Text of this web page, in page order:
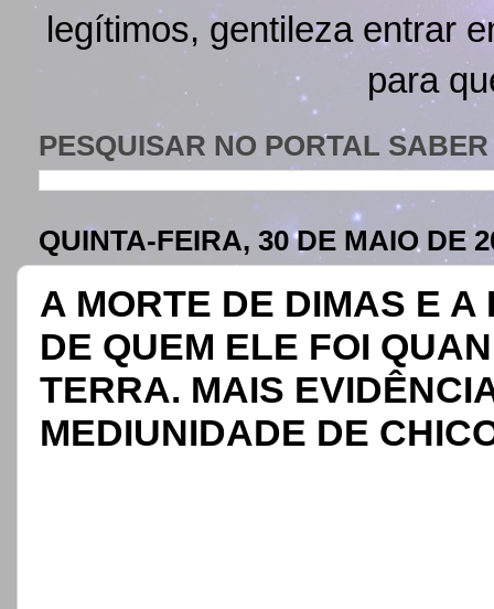
legítimos, gentileza entrar
para
PESQUISAR NO PORTAL
QUINTA-FEIRA, 30 DE MAIO DE
A MORTE DE DIMAS E
DE QUEM ELE FOI
TERRA. MAIS
MEDIUNIDADE DE